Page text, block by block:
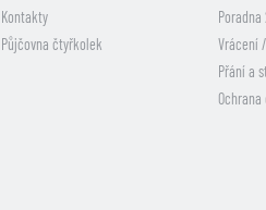
Kontakty
Půjčovna čtyřkolek
Poradna
Vrácení
Přání a